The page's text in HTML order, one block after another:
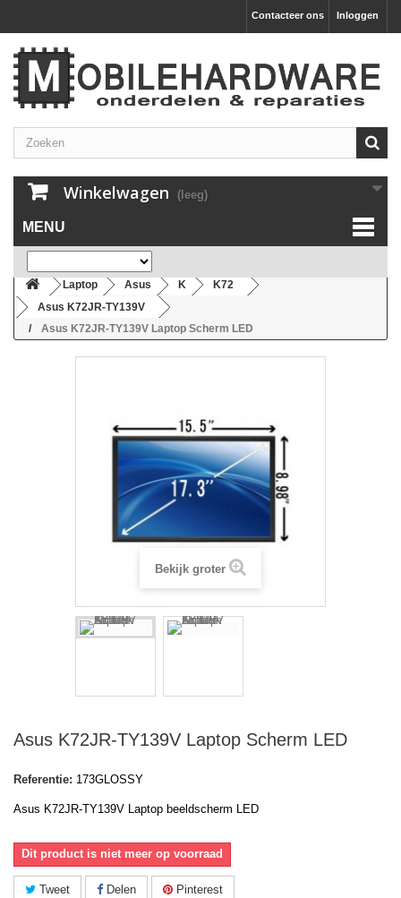
Inloggen
Contacteer ons
Winkelwagen (leeg)
MENU
Laptop Asus K
K72
Asus K72JR-TY139V
Asus K72JR-TY139V Laptop Scherm LED
Bekijk groter
Asus K72JR-TY139V Laptop Scherm LED
Referentie: 173GLOSSY
Asus K72JR-TY139V Laptop beeldscherm LED
Dit product is niet meer op voorraad
Tweet Delen Pinterest